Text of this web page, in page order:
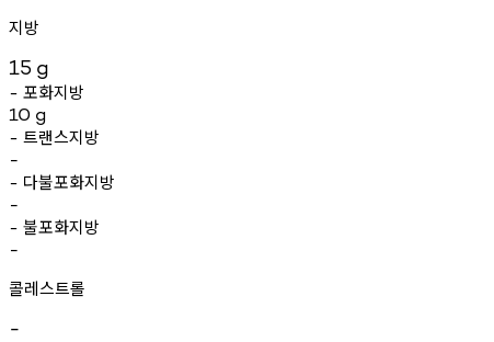
지방
15 g
- 포화지방
10 g
- 트랜스지방
-
- 다불포화지방
-
- 불포화지방
-
콜레스트롤
-